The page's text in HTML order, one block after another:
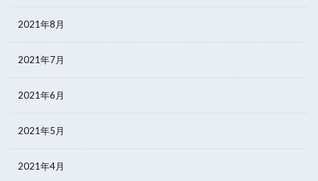
2021年8月
2021年7月
2021年6月
2021年5月
2021年4月